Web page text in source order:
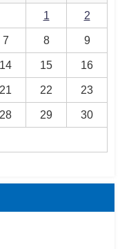
1 2
7 8 9
14 15 16
21 22 23
28 29 30